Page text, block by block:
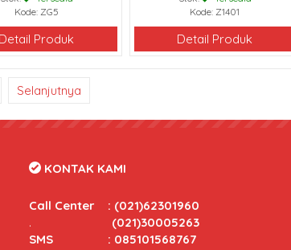
Kode: ZG5
Detail Produk
Kode: Z1401
Detail Produk
Selanjutnya
KONTAK KAMI
Call Center : (021)62301960
. (021)30005263
SMS : 085101568767